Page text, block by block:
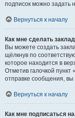
подписок можно задать
Вернуться к началу
Как мне сделать
Вы можете создать
щёлкнув по
которое находится в
Отметив галочкой
отправке сообщения,
Вернуться к началу
Как мне подписаться